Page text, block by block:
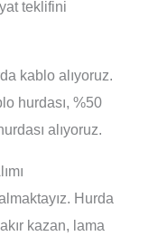
teklifini
kablo alıyoruz.
hurdası, %50
alıyoruz.
Hurda
kazan, lama